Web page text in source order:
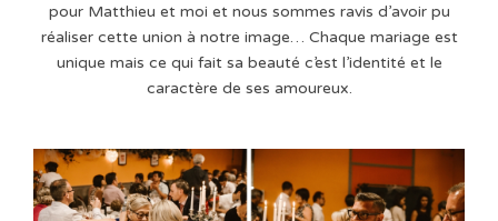
pour Matthieu et moi et nous sommes ravis d’avoir pu
réaliser cette union à notre image… Chaque mariage est
unique mais ce qui fait sa beauté c’est l’identité et le
caractère de ses amoureux.